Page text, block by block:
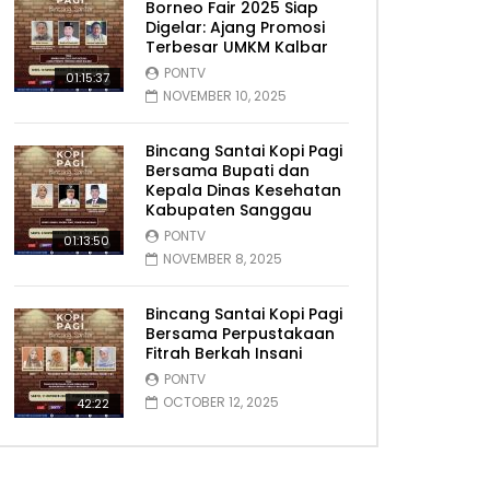
01:15:37
Borneo Fair 2025 Siap
Digelar: Ajang Promosi
Terbesar UMKM Kalbar
PONTV
NOVEMBER 10, 2025
01:13:50
Bincang Santai Kopi Pagi
Bersama Bupati dan
Kepala Dinas Kesehatan
Kabupaten Sanggau
PONTV
NOVEMBER 8, 2025
42:22
Bincang Santai Kopi Pagi
Bersama Perpustakaan
Fitrah Berkah Insani
PONTV
OCTOBER 12, 2025